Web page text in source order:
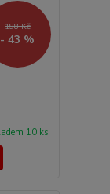
198 Kč
- 43 %
10 ks